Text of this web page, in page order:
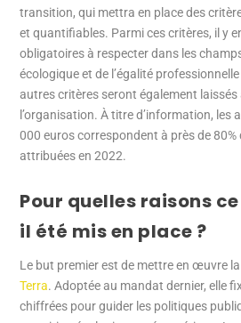
transition, qui mettra en place des
et quantifiables. Parmi ces critères, il y
obligatoires à respecter dans les
écologique et de l’égalité
autres critères seront également laissés
l’organisation. À titre d’information, les
000 euros correspondent à près de 80%
attribuées en 2022.
Pour quelles raisons
il été mis en place ?
Le but premier est de mettre en œuvre
Terra. Adoptée au mandat dernier, elle
chiffrées pour guider les politiques